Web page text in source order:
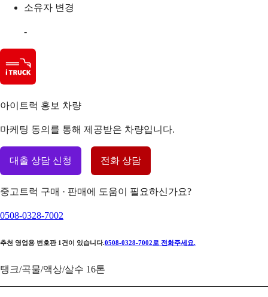
소유자 변경
-
아이트럭 홍보 차량
마케팅 동의를 통해 제공받은 차량입니다.
대출 상담 신청 전화 상담
중고트럭 구매 · 판매에 도움이 필요하신가요?
0508-0328-7002
추천 영업용 번호판 1 건이 있습니다.0508-0328-7002 로 전화주세요.
탱크/곡물/액상/살수 16톤